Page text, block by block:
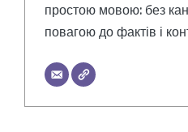
простою мовою: без
повагою до фактів і